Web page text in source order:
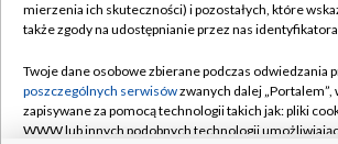
Naziemna Telewizja Cyfrowa
Rada Programowa
System NOS
Pomoc
Kontakt
mierzenia ich skuteczności) i pozostałych, które
także zgody na udostępnianie przez nas identyfikatora
Twoje dane osobowe zbierane podczas odwiedzania
poszczególnych serwisówzwanych dalej
zapisywane za pomocą technologii takich jak: pliki
WWW lub innych podobnych technologii